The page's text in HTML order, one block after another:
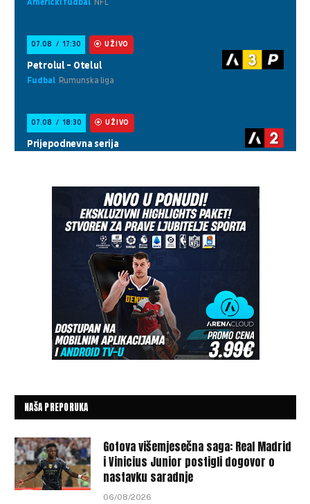
NAŠA PREPORUKA
Gotova višemjesečna saga: Real Madrid
i Vinicius Junior postigli dogovor o
nastavku saradnje
06/08/2026